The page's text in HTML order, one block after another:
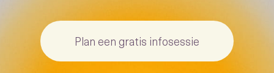
Plan een gratis infosessie